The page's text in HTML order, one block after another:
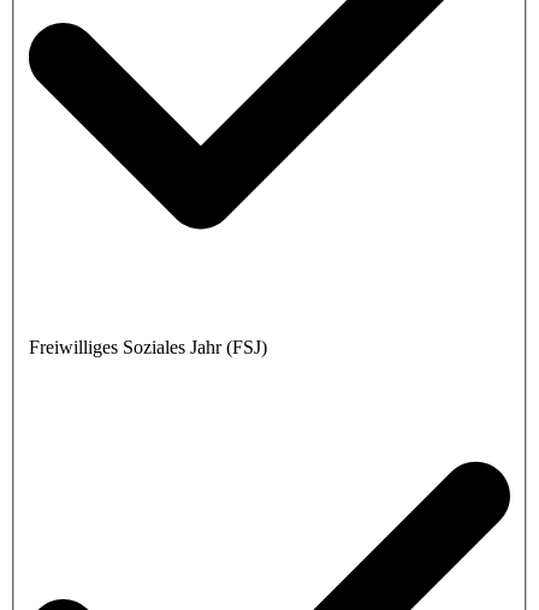
Freiwilliges Soziales Jahr (FSJ)